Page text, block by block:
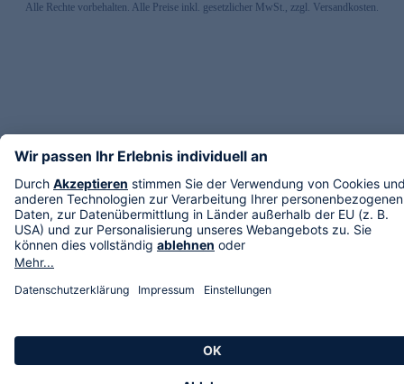
Alle Rechte vorbehalten. Alle Preise inkl. gesetzlicher MwSt., zzgl. Versandkosten.